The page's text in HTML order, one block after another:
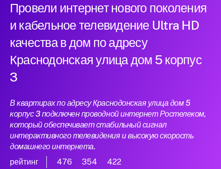
Провели интернет нового поколения
и кабельное телевидение Ultra HD
качества в дом по адресу
Краснодонская улица дом 5 корпус
3
В квартирах по адресу Краснодонская улица дом 5
корпус 3 подключен проводной интернет Ростелеком,
который обеспечивает стабильный сигнал
интерактивного телевидения и высокую скорость
домашнего интернета.
рейтинг
476 354 422